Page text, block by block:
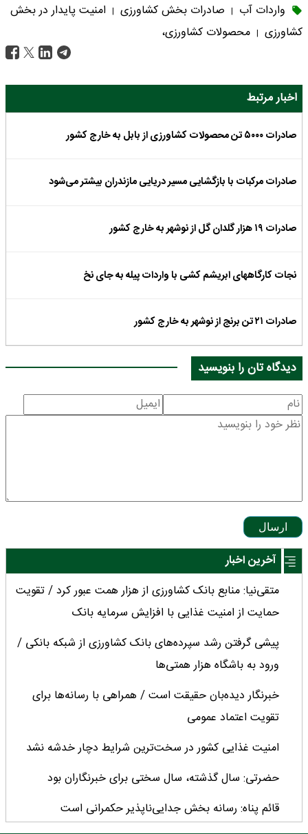
واردات آب | صادرات بخش کشاورزی | امنیت پایدار در بخش
کشاورزی | محصولات کشاورزی،
اخبار مرتبط
صادرات ۵۰۰۰ تن محصولات کشاورزی از بابل به خارج کشور
صادرات مرکبات با بازگشایی مسیر دریایی مازندران بیشتر می‌شود
صادرات ۱۹ هزار گلدان گل از نوشهر به خارج کشور
نجات کارگاههای ابریشم کشی با واردات پیله به جای نخ
صادرات ۲۱ تن برنج از نوشهر به خارج کشور
دیدگاه تان را بنویسید
ارسال
آخرین اخبار
متقی‌نیا: منابع بانک کشاورزی از هزار همت عبور کرد / تقویت
حمایت از امنیت غذایی با افزایش سرمایه بانک
پیشی گرفتن رشد سپرده‌های بانک کشاورزی از شبکه بانکی /
ورود به باشگاه هزار همتی‌ها
خبرنگار دیده‌بان حقیقت است / همراهی با رسانه‌ها برای
تقویت اعتماد عمومی
امنیت غذایی کشور در سخت‌ترین شرایط دچار خدشه نشد
حضرتی: سال گذشته، سال سختی برای خبرنگاران بود
قائم پناه: رسانه بخش جدایی‌ناپذیر حکمرانی است